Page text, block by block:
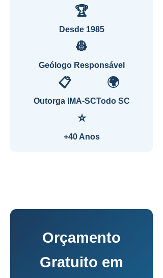
🏆
Desde 1985
👷
Geólogo Responsável
📋
Outorga IMA-SC
🌍
Todo SC
⭐
+40 Anos
Orçamento
Gratuito em